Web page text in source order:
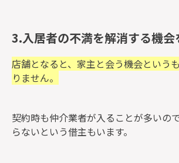
3.入居者の不満を解消する機会
店舗となると、家主と会う機会という
りません。
契約時も仲介業者が入ることが多いの
らないという借主もいます。